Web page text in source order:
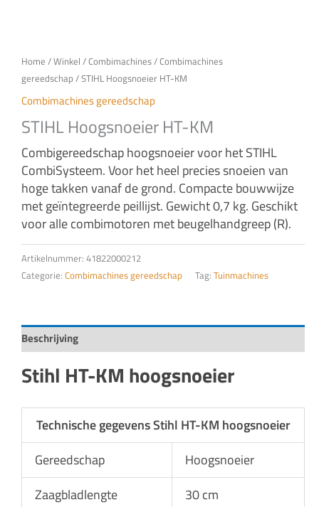
Home /Winkel /Combimachines/Combimachines
gereedschap/ STIHL Hoogsnoeier HT-KM
Combimachines gereedschap
STIHL Hoogsnoeier HT-KM
Combigereedschap hoogsnoeier voor het STIHL
CombiSysteem. Voor het heel precies snoeien van
hoge takken vanaf de grond. Compacte bouwwijze
met geïntegreerde peillijst. Gewicht 0,7 kg. Geschikt
voor alle combimotoren met beugelhandgreep (R).
Artikelnummer: 41822000212
Categorie: Combimachines gereedschap Tag: Tuinmachines
Beschrijving
Stihl HT-KM hoogsnoeier
Technische gegevens Stihl HT-KM hoogsnoeier
Gereedschap
Hoogsnoeier
Zaagbladlengte
30 cm